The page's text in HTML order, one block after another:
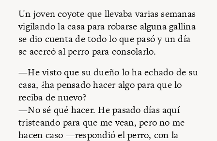
Un joven coyote que llevaba varias semanas
vigilando la casa para robarse alguna gallina
se dio cuenta de todo lo que pasó y un día
se acercó al perro para consolarlo.
—He visto que su dueño lo ha echado de su
casa, ¿ha pensado hacer algo para que lo
reciba de nuevo?
—No sé qué hacer. He pasado días aquí
tristeando para que me vean, pero no me
hacen caso —respondió el perro, con la